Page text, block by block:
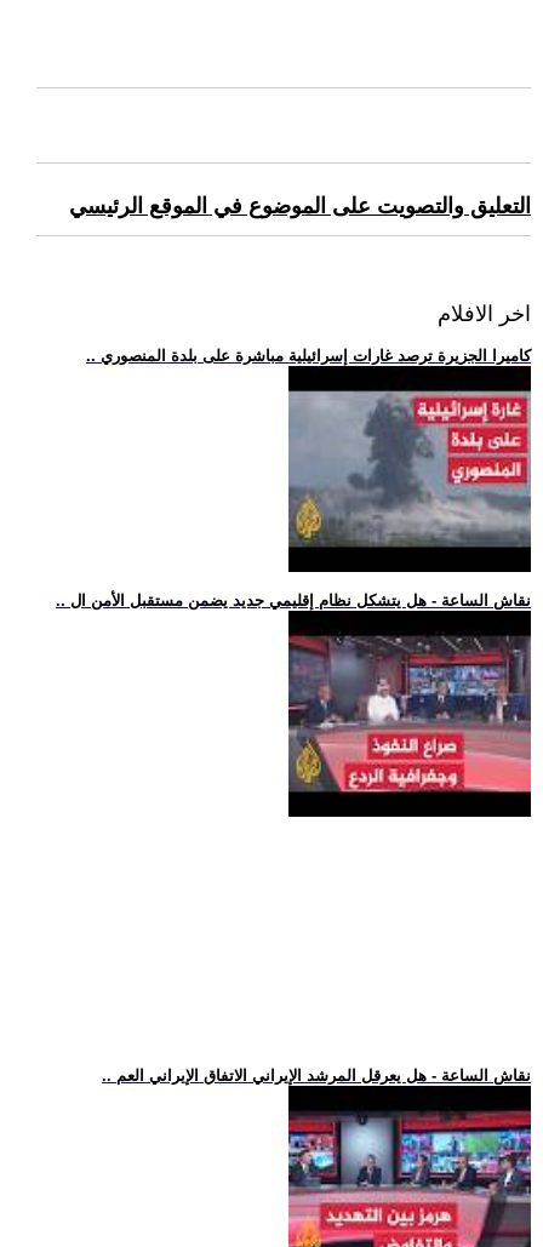
التعليق والتصويت على الموضوع في الموقع الرئيسي
اخر الافلام
.. كاميرا الجزيرة ترصد غارات إسرائيلية مباشرة على بلدة المنصوري
.. نقاش الساعة - هل يتشكل نظام إقليمي جديد يضمن مستقبل الأمن ال
.. نقاش الساعة - هل يعرقل المرشد الإيراني الاتفاق الإيراني العم